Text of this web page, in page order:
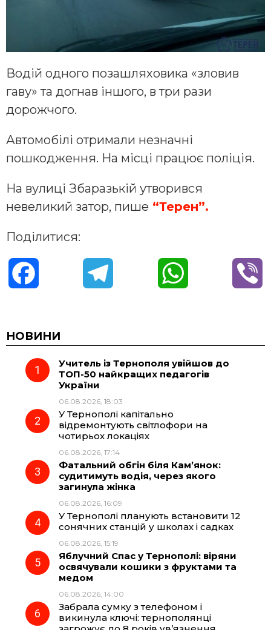
Водій одного позашляховика «зловив
гаву» та догнав іншого, в три рази
дорожчого.
Автомобілі отримали незначні
пошкодження. На місці працює поліція.
На вулиці Збаразькій утворився
невеликий затор, пише “Терен”.
Поділитися:
c
e
o
k
e
r
a
m
t
A
НОВИНИ
Учитель із Тернополя увійшов до
ТОП-50 найкращих педагогів
України
06.08.2026, 18:03
У Тернополі капітально
відремонтують світлофори на
чотирьох локаціях
06.08.2026, 17:14
Фатальний обгін біля Кам’янок:
судитимуть водія, через якого
загинула жінка
06.08.2026, 16:09
У Тернополі планують встановити 12
сонячних станцій у школах і садках
06.08.2026, 15:19
Яблучний Спас у Тернополі: віряни
освячували кошики з фруктами та
медом
06.08.2026, 14:00
Забрала сумку з телефоном і
викинула ключі: тернополянці